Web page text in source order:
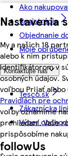
Nastavenia
My a našich 18
alebo k nim
identifikátorom v
osobných údajov.
voľbou Prijať
Pravidlách pre
voľby oznámime
prehliadaní. Vaše
prispôsobíme
Ako
Registrácia
Objednanie
Moje
Kontaktujte nás
Tesco.sk
Zákaznícka
Výber
followUs